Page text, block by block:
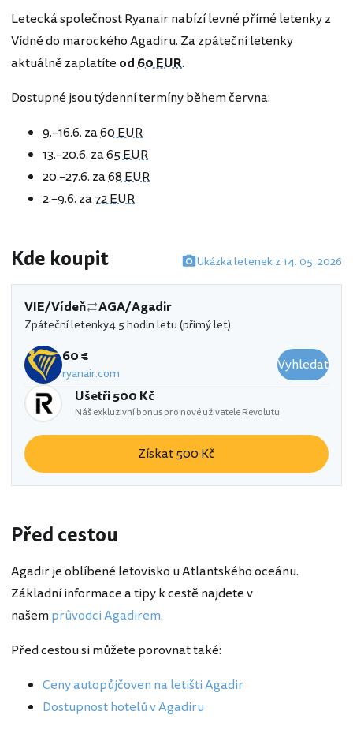
Letecká společnost Ryanair nabízí levné přímé letenky z
Vídně do marockého Agadiru. Za zpáteční letenky
aktuálně zaplatíte od60 EUR.
Dostupné jsou týdenní termíny během června:
9.–16.6. za60 EUR
13.–20.6. za65 EUR
20.–27.6. za68 EUR
2.–9.6. za72 EUR
Kde koupit Ukázka letenek z 14. 05. 2026
VIE/Vídeň AGA/Agadir
Zpáteční letenky4.5 hodin letu (přímý let)
60 €
ryanair.com
Vyhledat
Ušetři 500 Kč
Náš exkluzivní bonus pro nové uživatele Revolutu
Získat 500 Kč
Před cestou
Agadir je oblíbené letovisko u Atlantského oceánu.
Základní informace a tipy k cestě najdete v
našemprůvodci Agadirem.
Před cestou si můžete porovnat také:
Ceny autopůjčoven na letišti Agadir
Dostupnost hotelů v Agadiru